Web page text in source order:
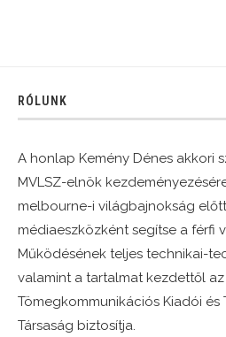
RÓLUNK
A honlap Kemény Dénes akkori
MVLSZ-elnök
melbourne-i világbajnokság
médiaeszközként segítse a férfi
Működésének teljes technikai-
valamint a tartalmat kezdettől az
Tömegkommunikációs Kiadói és
Társaság biztosítja.